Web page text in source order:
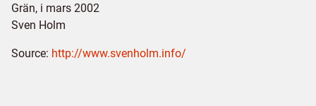
Grän, i mars 2002
Sven Holm
Source: http://www.svenholm.info/